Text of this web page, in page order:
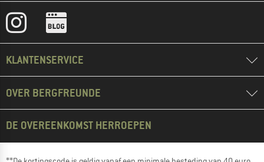
KLANTENSERVICE
OVER BERGFREUNDE
DE OVEREENKOMST HERROEPEN